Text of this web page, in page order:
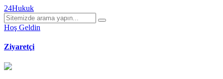
24Hukuk
Hoş Geldin
Ziyaretçi